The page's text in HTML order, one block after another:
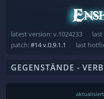
latest version: v.1024233
patch:#14 v.0.9.1.1 last
GEGENSTÄNDE -